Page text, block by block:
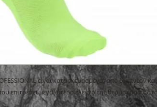
είναι κατασκευασμένες από διαπνέον και
επιτρέπει μεγαλύτερο έλεγχο της θερμοκρασίας